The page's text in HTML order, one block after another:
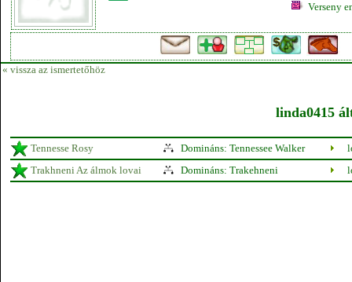
Verseny
« vissza az ismertetőhöz
linda0415
Tennesse Rosy Domináns: Tennessee Walker
Trakhneni Az álmok lovai
Domináns: Trakehneni